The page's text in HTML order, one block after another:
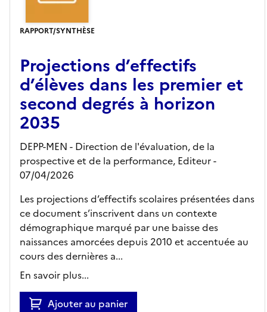
RAPPORT/SYNTHÈSE
Projections d’effectifs
d’élèves dans les premier et
second degrés à horizon
2035
DEPP-MEN - Direction de l'évaluation, de la
prospective et de la performance, Editeur-
07/04/2026
Les projections d’effectifs scolaires présentées dans
ce document s’inscrivent dans un contexte
démographique marqué par une baisse des
naissances amorcées depuis 2010 et accentuée au
cours des dernières a...
En savoir plus...
Ajouter au panier